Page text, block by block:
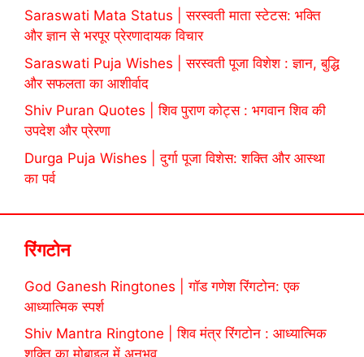
Saraswati Mata Status | सरस्वती माता स्टेटस: भक्ति
और ज्ञान से भरपूर प्रेरणादायक विचार
Saraswati Puja Wishes | सरस्वती पूजा विशेश : ज्ञान, बुद्धि
और सफलता का आशीर्वाद
Shiv Puran Quotes | शिव पुराण कोट्स : भगवान शिव की
उपदेश और प्रेरणा
Durga Puja Wishes | दुर्गा पूजा विशेस: शक्ति और आस्था
का पर्व
रिंगटोन
God Ganesh Ringtones | गॉड गणेश रिंगटोन: एक
आध्यात्मिक स्पर्श
Shiv Mantra Ringtone | शिव मंत्र रिंगटोन : आध्यात्मिक